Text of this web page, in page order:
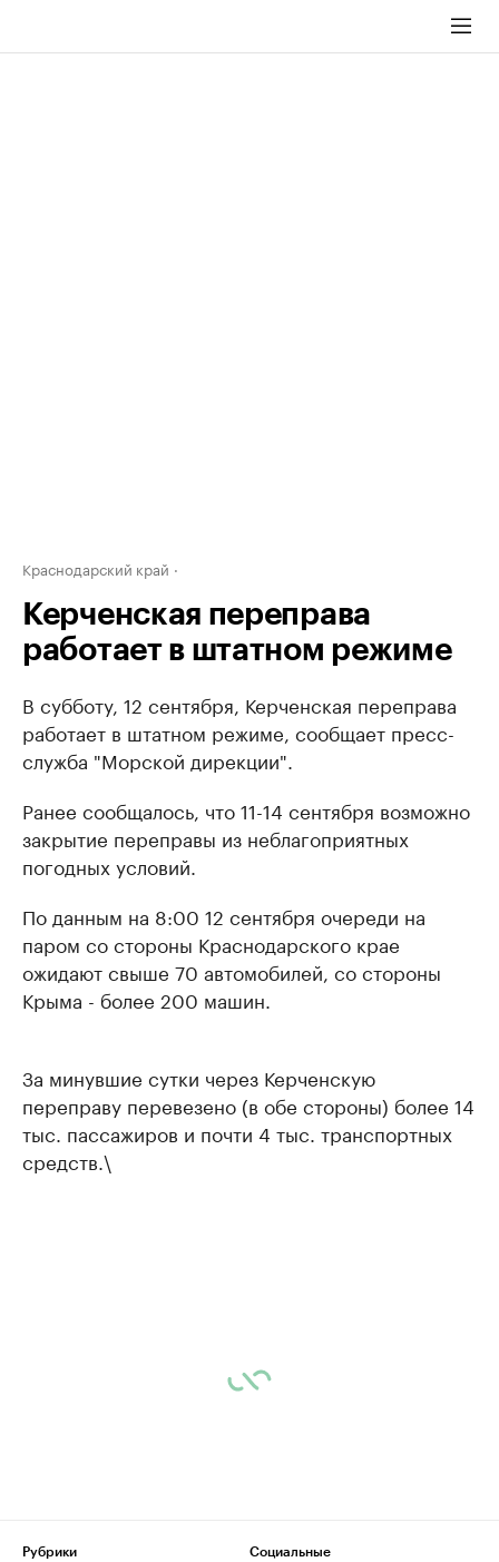
Краснодарский край
Керченская переправа
работает в штатном режиме
В субботу, 12 сентября, Керченская переправа
работает в штатном режиме, сообщает пресс-
служба "Морской дирекции".
Ранее сообщалось, что 11-14 сентября возможно
закрытие переправы из неблагоприятных
погодных условий.
По данным на 8:00 12 сентября очереди на
паром со стороны Краснодарского крае
ожидают свыше 70 автомобилей, со стороны
Крыма - более 200 машин.
За минувшие сутки через Керченскую
переправу перевезено (в обе стороны) более 14
тыс. пассажиров и почти 4 тыс. транспортных
средств.\
Рубрики
Социальные